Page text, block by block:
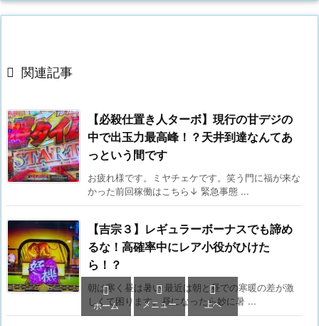
 関連記事
【必殺仕置き人ターボ】現行の甘デジの
中で出玉力最高峰！？天井到達なんてあ
っという間です
お疲れ様です。ミヤチェケです。笑う門に福が来な
かった前回稼働はこちら↓ 緊急事態 ...
【吉宗３】レギュラーボーナスでも諦め
るな！高確率中にレア小役がひけた
ら！？
朝は寒く昼は暑い 最近は朝と昼での寒暖の差が激
しくて困ります。昼になったら妙に暑 ...

ホーム

メニュー

上へ